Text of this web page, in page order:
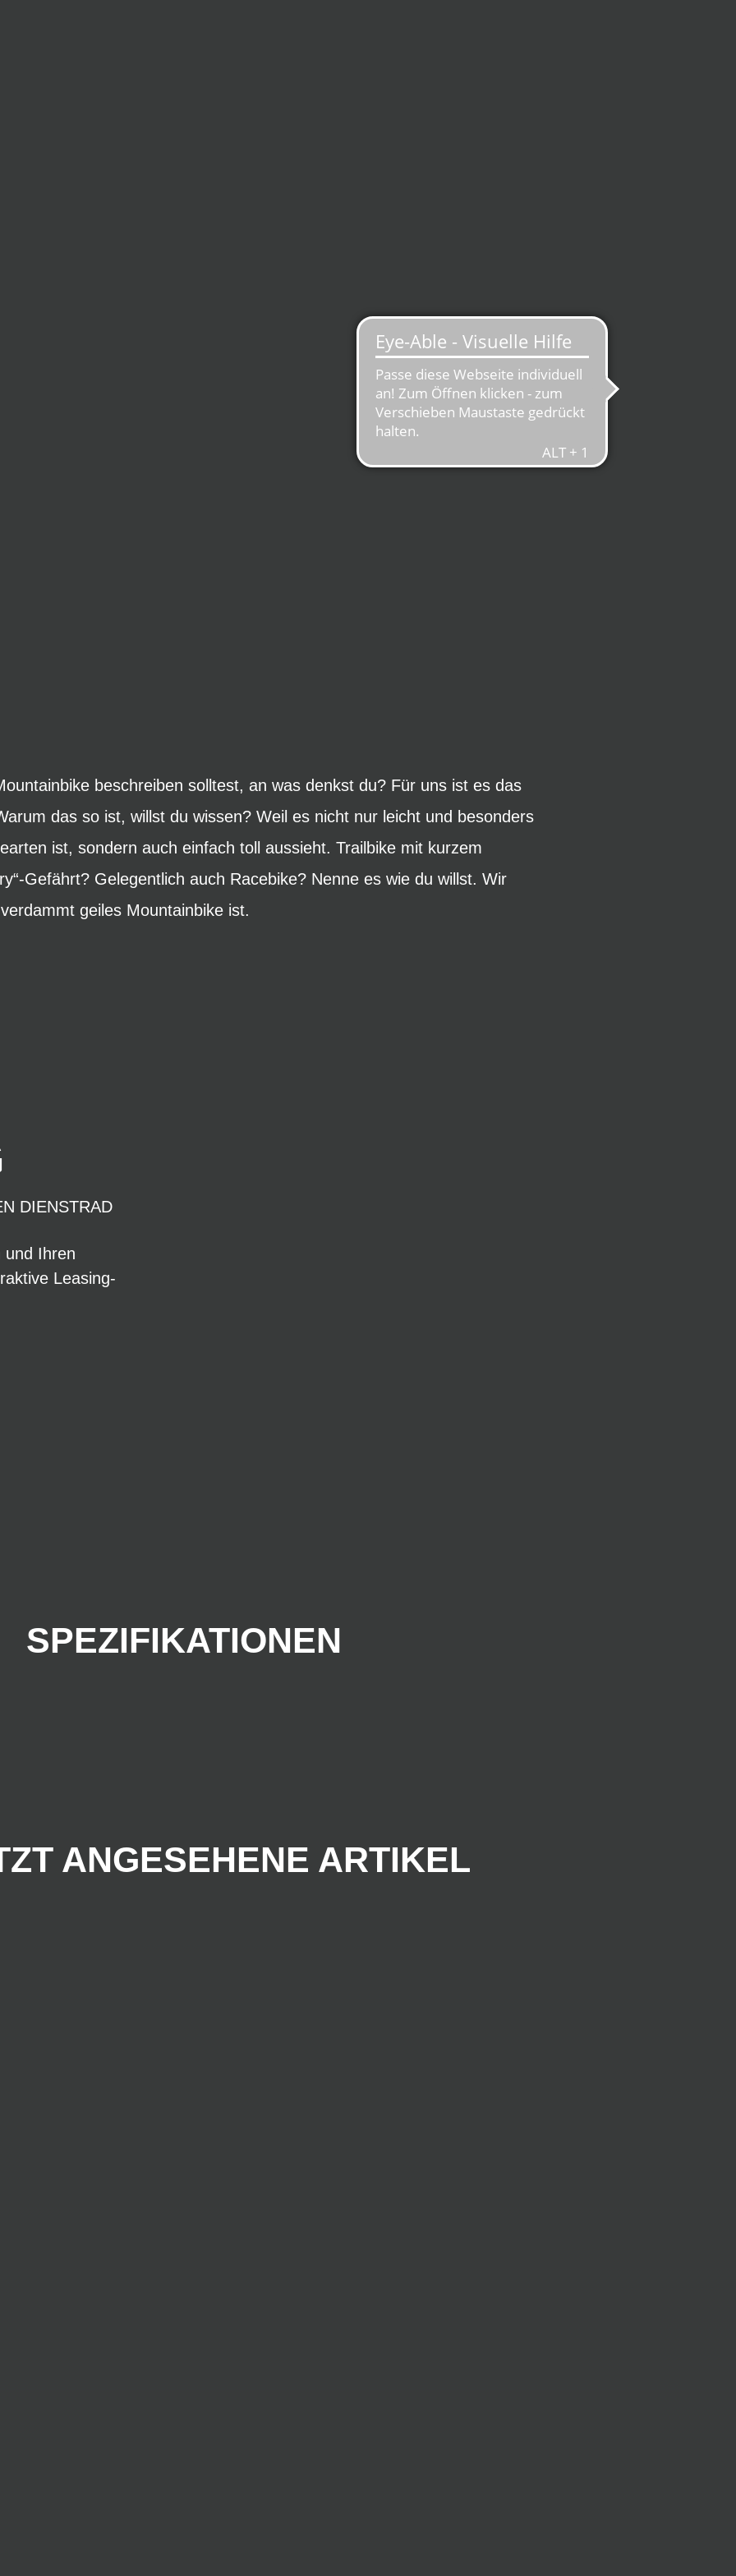
beschreiben solltest, an was denkst du? Für uns ist es das
das so ist, willst du wissen? Weil es nicht nur leicht und besonders
ist, sondern auch einfach toll aussieht. Trailbike mit kurzem
Gefährt? Gelegentlich auch Racebike? Nenne es wie du willst. Wir
geiles Mountainbike ist.
DIENSTRAD
und Ihren
Leasing-
SPEZIFIKATIONEN
ANGESEHENE ARTIKEL